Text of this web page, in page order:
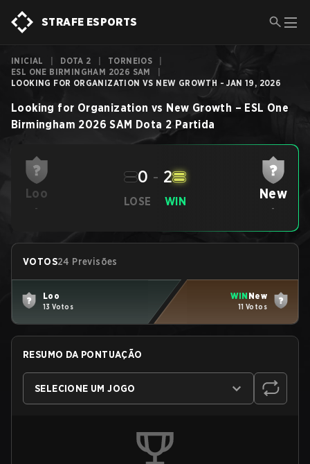
STRAFE ESPORTS
INICIAL DOTA 2 TORNEIOS
ESL ONE BIRMINGHAM 2026 SAM
LOOKING FOR ORGANIZATION VS NEW GROWTH - JAN 19, 2026
Looking for Organization vs New Growth – ESL One
Birmingham 2026 SAM Dota 2 Partida
Loo
-
LOSE
0 - 2
WIN New
-
VOTOS24 Previsões
Loo
13 Votos
WIN New
11 Votos
RESUMO DA PONTUAÇÃO
SELECIONE UM JOGO